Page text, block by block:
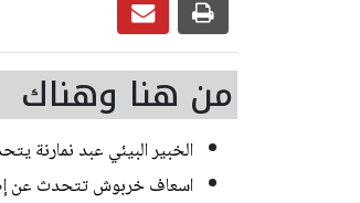
من هنا وهناك
الخبير البيئي عبد نمارنة
اسعاف خربوش تتحدث عن